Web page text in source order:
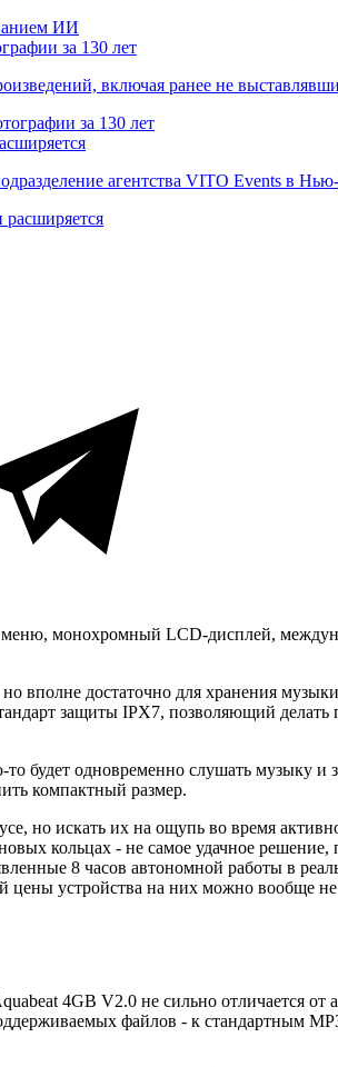
за 130 лет
включая ранее не
агентства VITO Events в
монохромный LCD-дисплей,
вполне достаточно для хранения
защиты IPX7, позволяющий делать
будет одновременно слушать музыку
компактный размер.
но искать их на ощупь во время
кольцах - не самое удачное
8 часов автономной работы в
цены устройства на них можно вообще
4GB V2.0 не сильно отличается
файлов - к стандартным